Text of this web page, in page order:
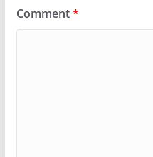
Comment*